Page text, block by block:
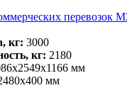
перевозок
кг: 3000
кг: 2180
мм
мм